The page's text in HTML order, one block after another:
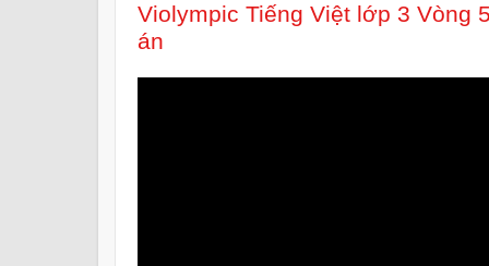
Violympic Tiếng Việt lớp 3 Vòng
án